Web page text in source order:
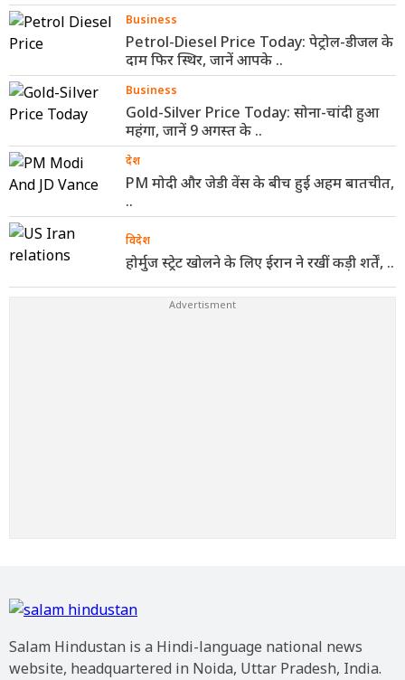
Business
Petrol-Diesel Price Today: पेट्रोल-डीजल के
दाम फिर स्थिर, जानें आपके ..
Business
Gold-Silver Price Today: सोना-चांदी हुआ
महंगा, जानें 9 अगस्त के ..
देश
PM मोदी और जेडी वेंस के बीच हुई अहम बातचीत,
..
विदेश
होर्मुज स्ट्रेट खोलने के लिए ईरान ने रखीं कड़ी शर्तें, ..
Salam Hindustan is a Hindi-language national news
website, headquartered in Noida, Uttar Pradesh, India.